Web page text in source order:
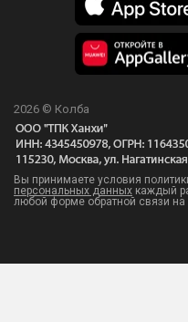
2026 © Колба
Вы принимаете условия
персональных данных каждый
любой форме обратной связи на